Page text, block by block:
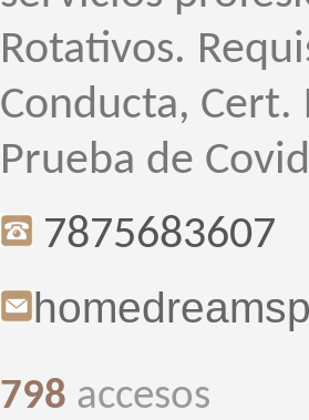
Rotativos.
Conducta, Cert.
Prueba de
7875683607
798 accesos